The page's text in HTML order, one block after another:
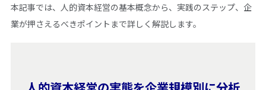
本記事では、人的資本経営の基本概念から、実践のステップ、企
業が押さえるべきポイントまで詳しく解説します。